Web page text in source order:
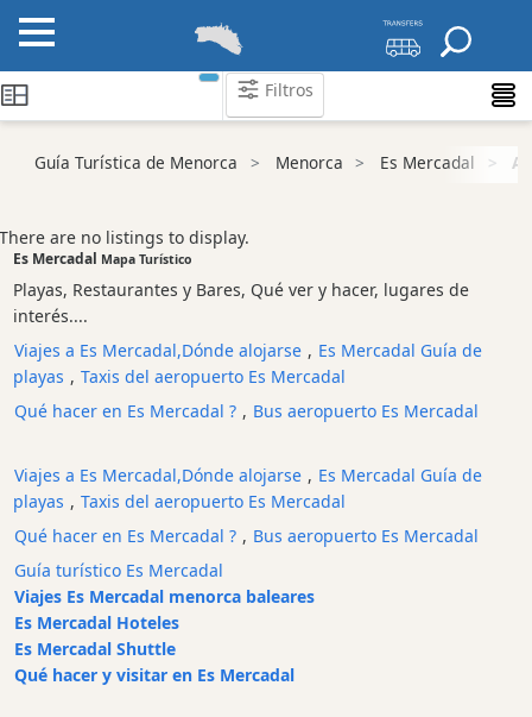
Atraccion
Empresa
Tour
y
Excursione
Parque
acuático
Restaurante
en
barco
Café
Bar
Alimentos
y
Bebidas
Guía Turística de Menorca Menorca Es Mercadal
There are no listings to display.
Es Mercadal Mapa Turístico
Playas, Restaurantes y Bares, Qué ver y hacer, lugares de
interés....
Viajes a Es Mercadal,Dónde alojarse , Es Mercadal Guía de
playas , Taxis del aeropuerto Es Mercadal
Qué hacer en Es Mercadal ? , Bus aeropuerto Es Mercadal
Viajes a Es Mercadal,Dónde alojarse , Es Mercadal Guía de
playas , Taxis del aeropuerto Es Mercadal
Qué hacer en Es Mercadal ? , Bus aeropuerto Es Mercadal
Guía turístico Es Mercadal
Viajes Es Mercadal menorca baleares
Es Mercadal Hoteles
Es Mercadal Shuttle
Qué hacer y visitar en Es Mercadal
Filtros